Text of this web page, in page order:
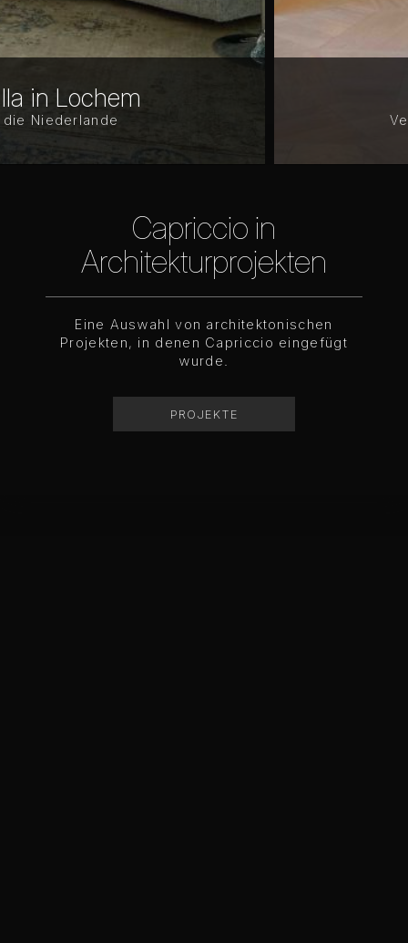
Capriccio in
Architekturprojekten
Eine Auswahl von architektonischen
Projekten, in denen Capriccio eingefügt
wurde.
PROJEKTE